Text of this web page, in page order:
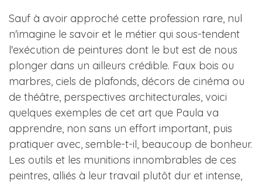
Sauf à avoir approché cette profession rare, nul
n'imagine le savoir et le métier qui sous-tendent
l'exécution de peintures dont le but est de nous
plonger dans un ailleurs crédible. Faux bois ou
marbres, ciels de plafonds, décors de cinéma ou
de théâtre, perspectives architecturales, voici
quelques exemples de cet art que Paula va
apprendre, non sans un effort important, puis
pratiquer avec, semble-t-il, beaucoup de bonheur.
Les outils et les munitions innombrables de ces
peintres, alliés à leur travail plutôt dur et intense,